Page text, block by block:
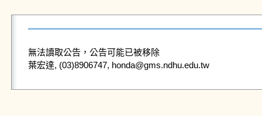
無法讀取公告，公告可能已被移除
葉宏達, (03)8906747, honda@gms.ndhu.edu.tw